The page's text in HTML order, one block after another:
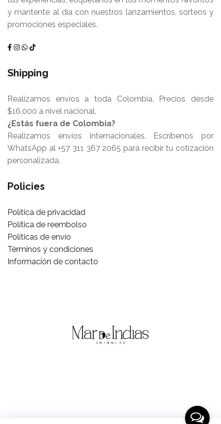
y mantente al día con nuestros lanzamientos, sorteos y
promociones especiales.
Shipping
Realizamos envíos a toda Colombia. Precios desde
$16.000 a nivel nacional.
¿Estás fuera de Colombia?
Realizamos envíos internacionales. Escríbenos por
WhatsApp al +57 311 367 2065 para recibir tu cotización
personalizada.
Policies
Política de privacidad
Política de reembolso
Políticas de envío
Términos y condiciones
Información de contacto